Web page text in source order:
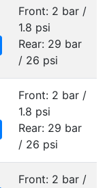
Front: 2 bar /
1.8 psi
Rear: 29 bar
/ 26 psi
Front: 2 bar /
1.8 psi
Rear: 29 bar
/ 26 psi
Front: 2 bar /